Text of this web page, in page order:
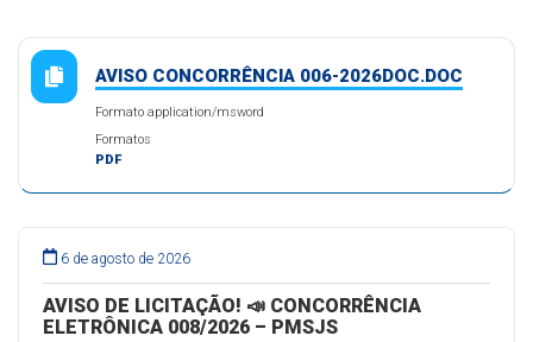
AVISO CONCORRÊNCIA 006-2026DOC.DOC
Formato application/msword
Formatos
PDF
6 de agosto de 2026
AVISO DE LICITAÇÃO! 📣 CONCORRÊNCIA
ELETRÔNICA 008/2026 – PMSJS